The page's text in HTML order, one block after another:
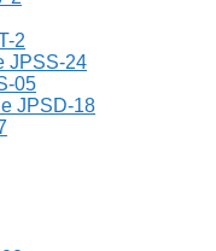
2
JPSS-24
05
JPSD-18